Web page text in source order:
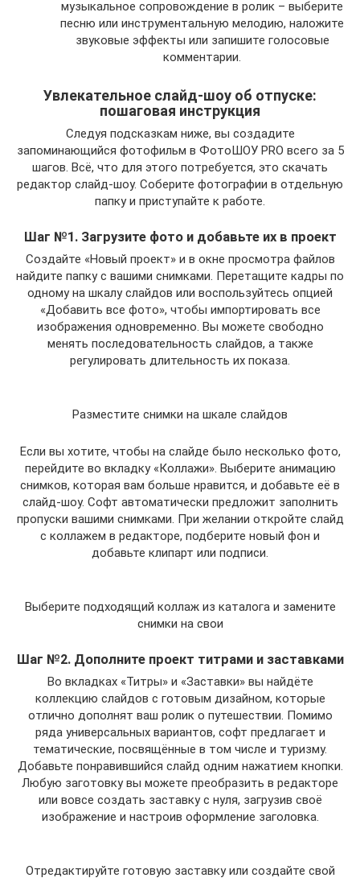
музыкальное сопровождение в ролик – выберите
песню или инструментальную мелодию, наложите
звуковые эффекты или запишите голосовые
комментарии.
Увлекательное слайд-шоу об отпуске:
пошаговая инструкция
Следуя подсказкам ниже, вы создадите
запоминающийся фотофильм в ФотоШОУ PRO всего за 5
шагов. Всё, что для этого потребуется, это скачать
редактор слайд-шоу. Соберите фотографии в отдельную
папку и приступайте к работе.
Шаг №1. Загрузите фото и добавьте их в проект
Создайте «Новый проект» и в окне просмотра файлов
найдите папку с вашими снимками. Перетащите кадры по
одному на шкалу слайдов или воспользуйтесь опцией
«Добавить все фото», чтобы импортировать все
изображения одновременно. Вы можете свободно
менять последовательность слайдов, а также
регулировать длительность их показа.
Разместите снимки на шкале слайдов
Если вы хотите, чтобы на слайде было несколько фото,
перейдите во вкладку «Коллажи». Выберите анимацию
снимков, которая вам больше нравится, и добавьте её в
слайд-шоу. Софт автоматически предложит заполнить
пропуски вашими снимками. При желании откройте слайд
с коллажем в редакторе, подберите новый фон и
добавьте клипарт или подписи.
Выберите подходящий коллаж из каталога и замените
снимки на свои
Шаг №2. Дополните проект титрами и заставками
Во вкладках «Титры» и «Заставки» вы найдёте
коллекцию слайдов с готовым дизайном, которые
отлично дополнят ваш ролик о путешествии. Помимо
ряда универсальных вариантов, софт предлагает и
тематические, посвящённые в том числе и туризму.
Добавьте понравившийся слайд одним нажатием кнопки.
Любую заготовку вы можете преобразить в редакторе
или вовсе создать заставку с нуля, загрузив своё
изображение и настроив оформление заголовка.
Отредактируйте готовую заставку или создайте свой